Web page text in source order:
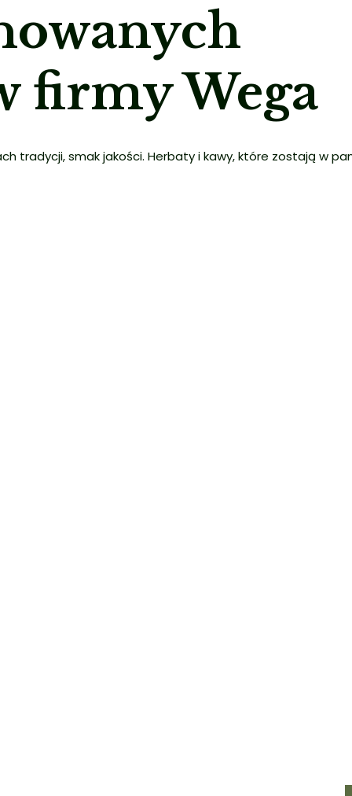
firmy Wega
tradycji, smak jakości. Herbaty i kawy, które zostają w